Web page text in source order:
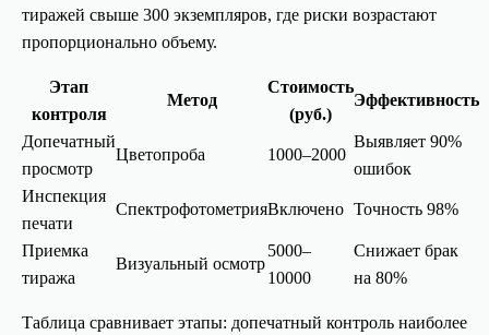
тиражей свыше 300 экземпляров, где риски возрастают
пропорционально объему.
Этап
контроля
Метод
Стоимость
(руб.)
Эффективность
Допечатный
просмотр
Цветопроба 1000–2000
Выявляет 90%
ошибок
Инспекция
печати
СпектрофотометрияВключено Точность 98%
Приемка
тиража
Визуальный осмотр
5000–
10000
Снижает брак
на 80%
Таблица сравнивает этапы: допечатный контроль наиболее